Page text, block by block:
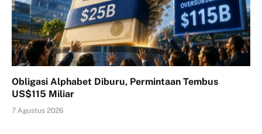
Obligasi Alphabet Diburu, Permintaan Tembus
US$115 Miliar
7 Agustus 2026